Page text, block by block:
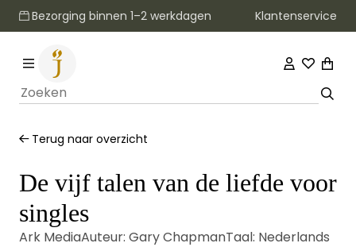
Bezorging binnen 1–2 werkdagen Klantenservice
Terug naar overzicht
De vijf talen van de liefde voor
singles
Ark MediaAuteur: Gary ChapmanTaal: Nederlands